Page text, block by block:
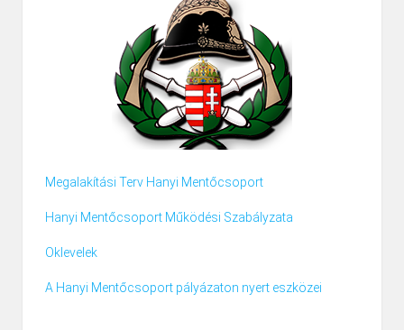
Megalakítási Terv Hanyi Mentőcsoport
Hanyi Mentőcsoport Működési Szabályzata
Oklevelek
A Hanyi Mentőcsoport pályázaton nyert eszközei